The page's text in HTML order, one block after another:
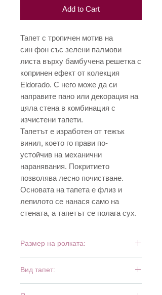
Add to Cart
Тапет с тропичен мотив на
син фон със зелени палмови
листа върху бамбучена решетка с
копринен ефект от колекция
Eldorado. С него може да си
направите пано или декорация на
цяла стена в комбинация с
изчистени тапети.
Тапетът е изработен от тежък
винил, което го прави по-
устойчив на механични
наранявания. Покритието
позволява лесно почистване.
Основата на тапета е флиз и
лепилото се нанася само на
стената, а тапетът се полага сух.
Размер на ролката:
Вид тапет: